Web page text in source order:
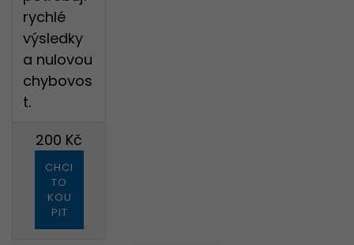
rychlé
výsledky
a nulovou
chybovos
t.
200 Kč
CHCI
TO
KOU
PIT